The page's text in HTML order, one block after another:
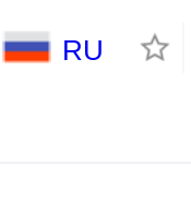
RU